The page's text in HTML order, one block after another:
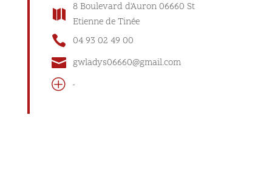
 8 Boulevard d'Auron 06660 St
Etienne de Tinée
 04 93 02 49 00
 gwladys06660@gmail.com
P -